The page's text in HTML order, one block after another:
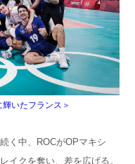
いたフランス＞
く中、ROCがOPマキシ
イクを奪い、差を広げる。